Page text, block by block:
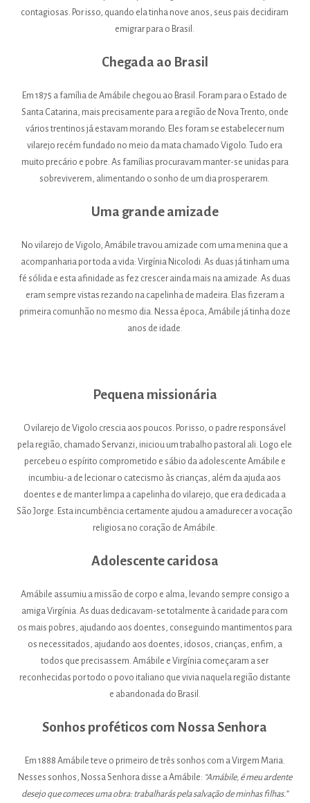
contagiosas. Por isso, quando ela tinha nove anos, seus pais decidiram
emigrar para o Brasil.
Chegada ao Brasil
Em 1875 a família de Amábile chegou ao Brasil. Foram para o Estado de
Santa Catarina, mais precisamente para a região de Nova Trento, onde
vários trentinos já estavam morando. Eles foram se estabelecer num
vilarejo recém fundado no meio da mata chamado Vigolo. Tudo era
muito precário e pobre. As famílias procuravam manter-se unidas para
sobreviverem, alimentando o sonho de um dia prosperarem.
Uma grande amizade
No vilarejo de Vigolo, Amábile travou amizade com uma menina que a
acompanharia por toda a vida: Virgínia Nicolodi. As duas já tinham uma
fé sólida e esta afinidade as fez crescer ainda mais na amizade. As duas
eram sempre vistas rezando na capelinha de madeira. Elas fizeram a
primeira comunhão no mesmo dia. Nessa época, Amábile já tinha doze
anos de idade.
Pequena missionária
O vilarejo de Vigolo crescia aos poucos. Por isso, o padre responsável
pela região, chamado Servanzi, iniciou um trabalho pastoral ali. Logo ele
percebeu o espírito comprometido e sábio da adolescente Amábile e
incumbiu-a de lecionar o catecismo às crianças, além da ajuda aos
doentes e de manter limpa a capelinha do vilarejo, que era dedicada a
São Jorge. Esta incumbência certamente ajudou a amadurecer a vocação
religiosa no coração de Amábile.
Adolescente caridosa
Amábile assumiu a missão de corpo e alma, levando sempre consigo a
amiga Virgínia. As duas dedicavam-se totalmente à caridade para com
os mais pobres, ajudando aos doentes, conseguindo mantimentos para
os necessitados, ajudando aos doentes, idosos, crianças, enfim, a
todos que precisassem. Amábile e Virgínia começaram a ser
reconhecidas por todo o povo italiano que vivia naquela região distante
e abandonada do Brasil.
Sonhos proféticos com Nossa Senhora
Em 1888 Amábile teve o primeiro de três sonhos com a Virgem Maria.
Nesses sonhos, Nossa Senhora disse a Amábile: “Amábile, é meu ardente
desejo que comeces uma obra: trabalharás pela salvação de minhas filhas.”